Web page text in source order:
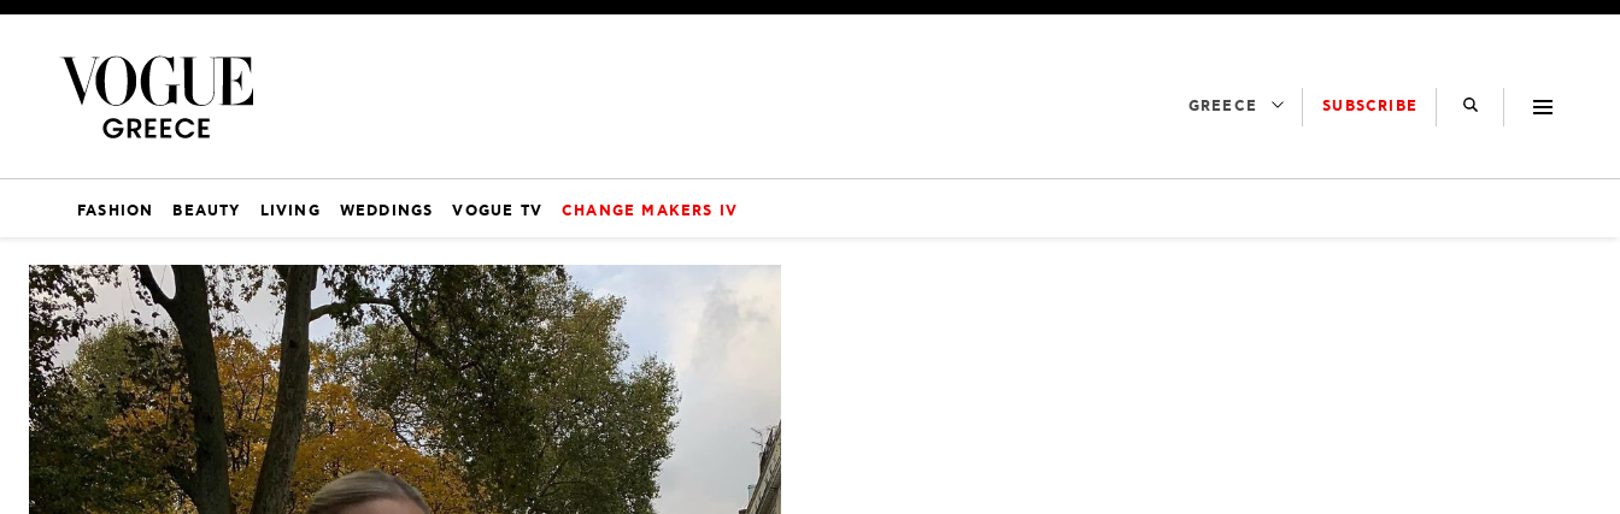
GREECE SUBSCRIBE
FASHION BEAUTY LIVING WEDDINGS VOGUE TV CHANGE MAKERS IV